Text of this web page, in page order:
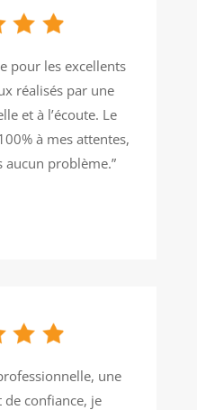
pour les excellents
réalisés par une
et à l’écoute. Le
à mes attentes,
aucun problème.”
une
confiance, je